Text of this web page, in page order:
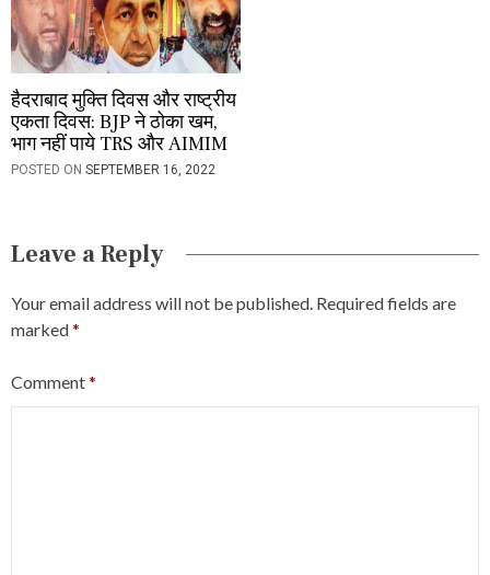
हैदराबाद मुक्ति दिवस और राष्ट्रीय
एकता दिवस: BJP ने ठोका खम,
भाग नहीं पाये TRS और AIMIM
POSTED ON SEPTEMBER 16, 2022
Leave a Reply
Your email address will not be published. Required fields are
marked*
Comment*